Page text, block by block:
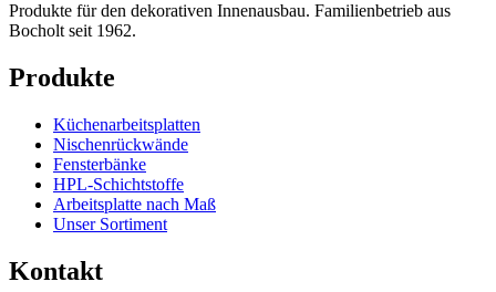
Produkte für den dekorativen Innenausbau. Familienbetrieb aus
Bocholt seit 1962.
Produkte
Küchenarbeitsplatten
Nischenrückwände
Fensterbänke
HPL-Schichtstoffe
Arbeitsplatte nach Maß
Unser Sortiment
Kontakt